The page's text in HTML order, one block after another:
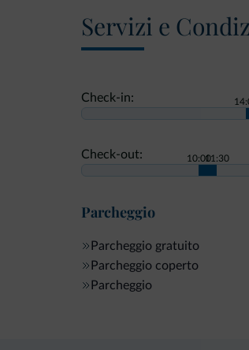
Servizi e
Check-in:
Check-out: 10:0011:30
Parcheggio
Parcheggio gratuito
Parcheggio coperto
Parcheggio